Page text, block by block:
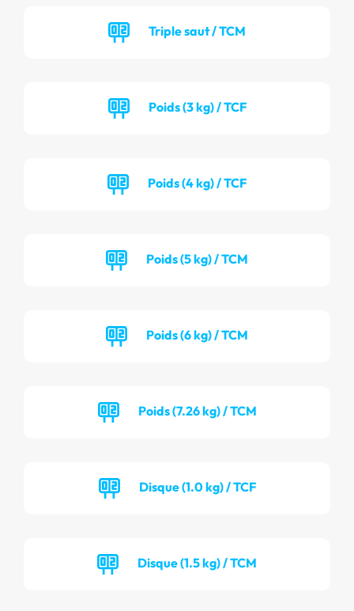
Triple saut / TCM
Poids (3 kg) / TCF
Poids (4 kg) / TCF
Poids (5 kg) / TCM
Poids (6 kg) / TCM
Poids (7.26 kg) / TCM
Disque (1.0 kg) / TCF
Disque (1.5 kg) / TCM